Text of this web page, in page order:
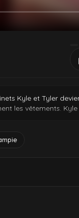
Kyle et Tyler
les vêtements.